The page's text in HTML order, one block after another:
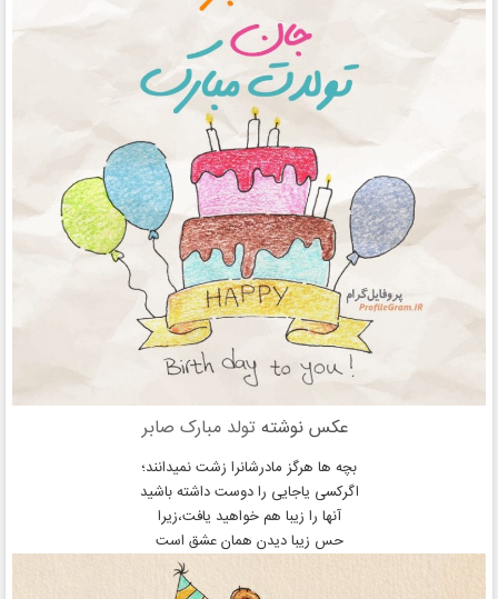
عکس نوشته تولد مبارک صابر
بچه ها هرگز مادرشانرا زشت نمیدانند؛
اگرکسی یاجایی را دوست داشته باشید
آنها را زیبا هم خواهید یافت،زیرا
حس زیبا دیدن همان عشق است